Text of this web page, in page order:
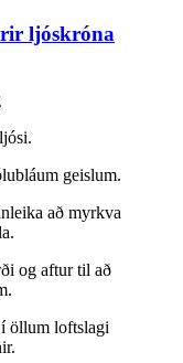
ljóskróna
geislum.
að myrkva
og aftur til að
öllum loftslagi